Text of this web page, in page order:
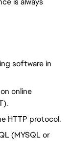
software in
online
HTTP protocol.
(MYSQL or